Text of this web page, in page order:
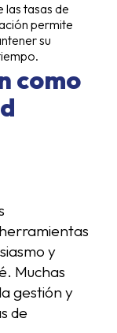
las tasas de
permite
su
como
y
Muchas
gestión y
de